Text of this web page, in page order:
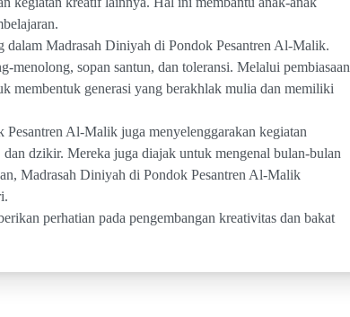
Madrasah Diniyah di Pondok Pesantren Al-Malik.
sopan santun, dan toleransi. Melalui pembiasaan
membentuk generasi yang berakhlak mulia dan memiliki
Al-Malik juga menyelenggarakan kegiatan
dzikir. Mereka juga diajak untuk mengenal bulan-bulan
Madrasah Diniyah di Pondok Pesantren Al-Malik
perhatian pada pengembangan kreativitas dan bakat